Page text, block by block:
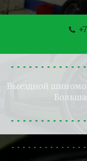
Выездной